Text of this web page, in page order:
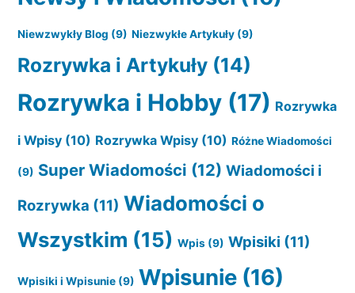
Niewzwykły Blog (9) Niezwykłe Artykuły (9)
Rozrywka i Artykuły (14)
Rozrywka i Hobby (17) Rozrywka
i Wpisy (10) Rozrywka Wpisy (10) Różne Wiadomości
(9) Super Wiadomości (12) Wiadomości i
Rozrywka (11) Wiadomości o
Wszystkim (15) Wpis (9) Wpisiki (11)
Wpisiki i Wpisunie (9) Wpisunie (16)